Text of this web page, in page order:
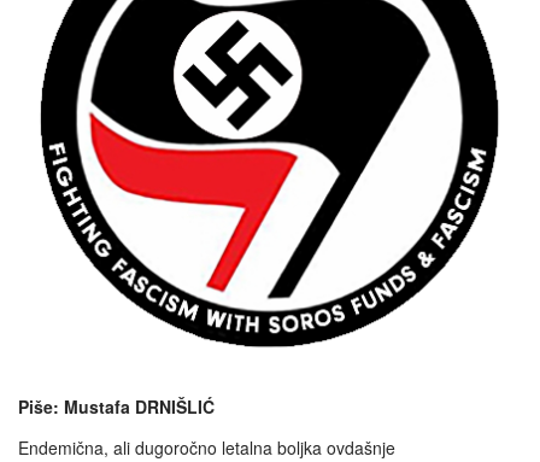
Piše: Mustafa DRNIŠLIĆ
Endemična, ali dugoročno letalna boljka ovdašnje